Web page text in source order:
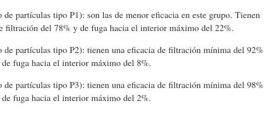
de partículas tipo P1): son las de menor eficacia en este grupo. Tienen
filtración del 78% y de fuga hacia el interior máximo del 22%.
de partículas tipo P2): tienen una eficacia de filtración mínima del 92%
fuga hacia el interior máximo del 8%.
de partículas tipo P3): tienen una eficacia de filtración mínima del 98%
fuga hacia el interior máximo del 2%.